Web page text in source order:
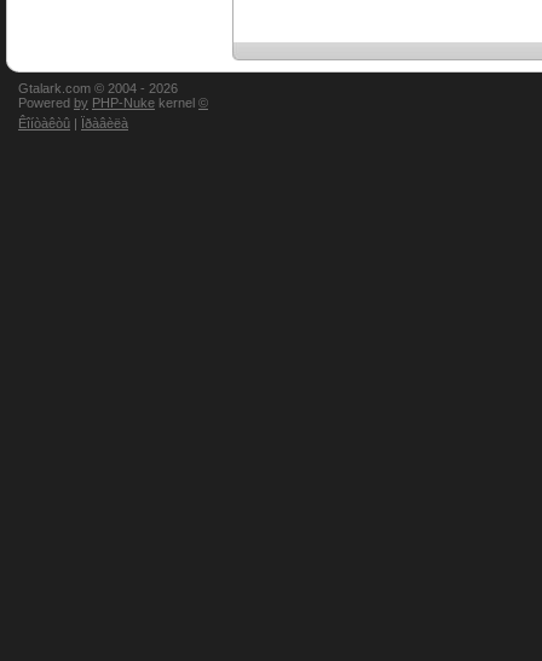
Gtalark.com © 2004 - 2026
Powered by PHP-Nuke kernel ©
Êîíòàêòû | Ïðàâèëà